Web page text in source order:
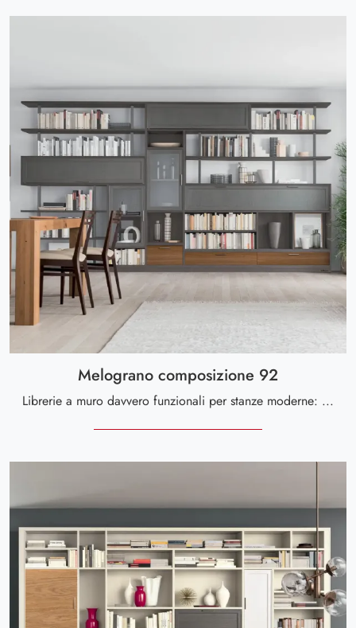
Melograno composizione 92
Librerie a muro davvero funzionali per stanze moderne: ottieni informazioni sul modello Melograno composizione 92 dell'azienda Le Fablier!